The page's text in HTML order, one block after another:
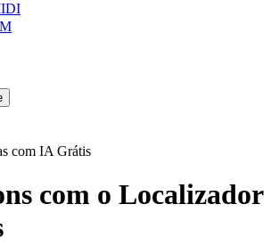
com IA Grátis
com o Localizador